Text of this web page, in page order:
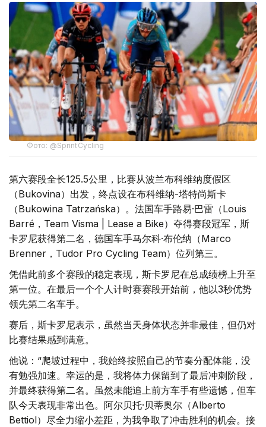
Фото: @SprintCycling
第六赛段全长125.5公里，比赛从波兰布科维纳度假区
（Bukovina）出发，终点设在布科维纳-塔特尚斯卡
（Bukowina Tatrzańska）。法国车手路易·巴雷（Louis
Barré，Team Visma | Lease a Bike）夺得赛段冠军，斯
卡罗尼获得第二名，德国车手马尔科·布伦纳（Marco
Brenner，Tudor Pro Cycling Team）位列第三。
凭借此前多个赛段的稳定表现，斯卡罗尼在总成绩榜上升至
第一位。在最后一个个人计时赛赛段开始前，他以3秒优势
领先第二名车手。
赛后，斯卡罗尼表示，虽然当天身体状态并非最佳，但仍对
比赛结果感到满意。
他说：“爬坡过程中，我始终按照自己的节奏分配体能，没
有勉强加速。幸运的是，我将体力保留到了最后冲刺阶段，
并最终获得第二名。虽然未能追上前方车手有些遗憾，但车
队今天表现非常出色。阿尔贝托·贝蒂奥尔（Alberto
Bettiol）尽全力缩小差距，为我争取了冲击胜利的机会。接